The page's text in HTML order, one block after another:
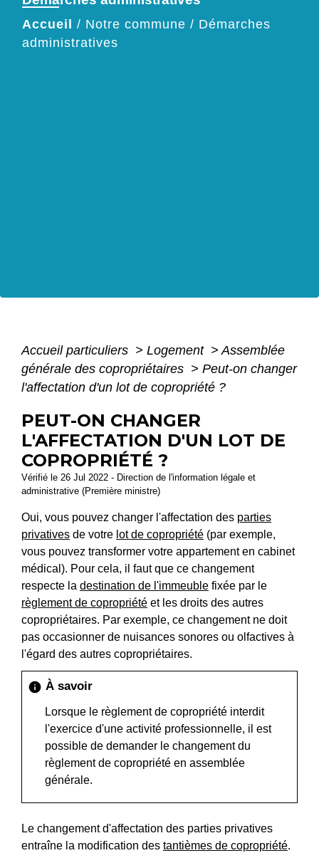
Accueil / Notre commune / Démarches
administratives
Accueil particuliers > Logement > Assemblée
générale des copropriétaires > Peut-on changer
l'affectation d'un lot de copropriété ?
PEUT-ON CHANGER
L'AFFECTATION D'UN LOT DE
COPROPRIÉTÉ ?
Vérifié le 26 Jul 2022 - Direction de l'information légale et
administrative (Première ministre)
Oui, vous pouvez changer l'affectation des parties
privatives de votre lot de copropriété (par exemple,
vous pouvez transformer votre appartement en cabinet
médical). Pour cela, il faut que ce changement
respecte la destination de l'immeuble fixée par le
règlement de copropriété et les droits des autres
copropriétaires. Par exemple, ce changement ne doit
pas occasionner de nuisances sonores ou olfactives à
l'égard des autres copropriétaires.
info À savoir
Lorsque le règlement de copropriété interdit
l'exercice d'une activité professionnelle, il est
possible de demander le changement du
règlement de copropriété en assemblée
générale.
Le changement d'affectation des parties privatives
entraîne la modification des tantièmes de copropriété.